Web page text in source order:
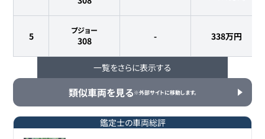
5
プジョー
308 - 338万円
6
プジョー
308 - 338万円
7 - 348万円
一覧をさらに表示する
類似車両を見る※外部サイトに移動します。
鑑定士の車両総評